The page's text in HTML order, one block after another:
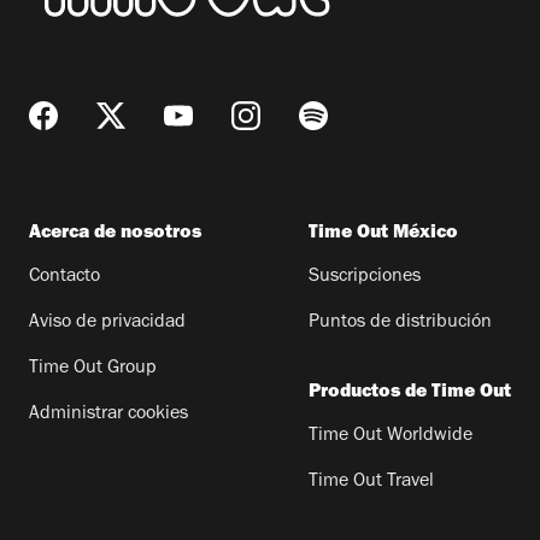
Acerca de nosotros
Contacto
Aviso de privacidad
Time Out Group
Administrar cookies
Time Out México
Suscripciones
Puntos de distribución
Productos de Time Out
Time Out Worldwide
Time Out Travel